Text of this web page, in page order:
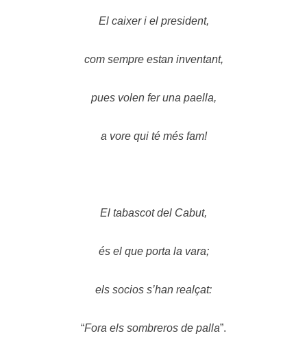
El caixer i el president,
com sempre estan inventant,
pues volen fer una paella,
a vore qui té més fam!
El tabascot del Cabut,
és el que porta la vara;
els socios s’han realçat:
“Fora els sombreros de palla”.